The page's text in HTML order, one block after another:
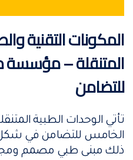
المكونات التقنية
المتنقلة –
للتضامن
تأتي الوحدات الطبية
الخامس للتضامن في شكل
ذلك مبنى طبي مصمم